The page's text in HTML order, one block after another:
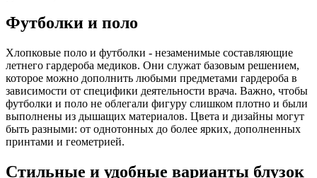
Футболки и поло
Хлопковые поло и футболки - незаменимые составляющие
летнего гардероба медиков. Они служат базовым решением,
которое можно дополнить любыми предметами гардероба в
зависимости от специфики деятельности врача. Важно, чтобы
футболки и поло не облегали фигуру слишком плотно и были
выполнены из дышащих материалов. Цвета и дизайны могут
быть разными: от однотонных до более ярких, дополненных
принтами и геометрией.
Стильные и удобные варианты блузок